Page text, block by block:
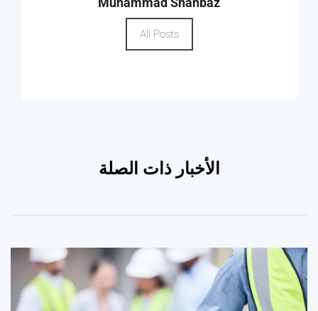
All Posts
الأخبار ذات الصلة